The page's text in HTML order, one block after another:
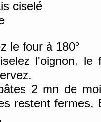
ciselé
le four à 180°
l'oignon,
2 mn de
restent fermes.